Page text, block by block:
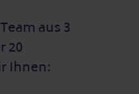
aus 3
20
Ihnen: